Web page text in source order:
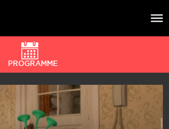
À L’AFFICHE
ÉVÉNEMENTS
CAFÉ DU CINÉ
PROGRAMME